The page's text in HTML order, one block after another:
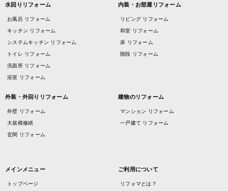
水回りリフォーム
お風呂 リフォーム
キッチン リフォーム
システムキッチン リフォーム
トイレ リフォーム
洗面所 リフォーム
浴室 リフォーム
内装・お部屋リフォーム
リビング リフォーム
和室 リフォーム
床 リフォーム
階段 リフォーム
外装・外回りリフォーム
外壁 リフォーム
大規模修繕
玄関 リフォーム
建物のリフォーム
マンション リフォーム
一戸建て リフォーム
メインメニュー
トップページ
ご利用について
リフォマとは？